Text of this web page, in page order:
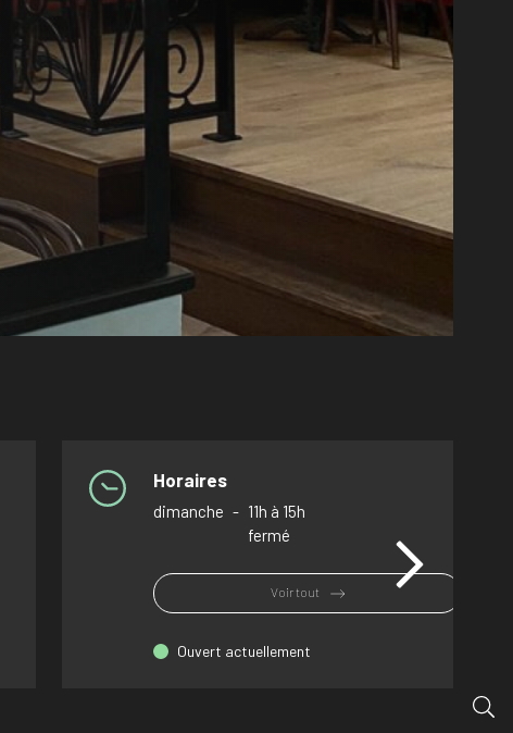
Horaires
dimanche - 11h à 15h
fermé
Voir tout
Ouvert actuellement